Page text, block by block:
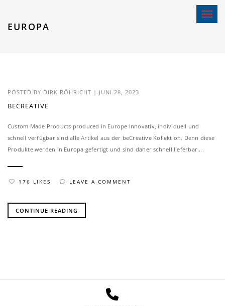
Toggle
EUROPA
POSTED BY DIRK RÖHRICHT | JUNI 28, 2023
BECREATIVE
Custom Made Products produced in Europe Innovativ, individuell und
schnell verfügbar sind alle Artikel aus der beCreative Kollektion. Denn diese
Produkte werden in Europa gefertigt und sind daher schnell lieferbar....
176 LIKES LEAVE A COMMENT
CONTINUE READING